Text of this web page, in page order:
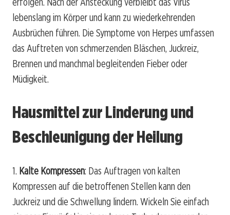
lebenslang im Körper und kann zu wiederkehrenden
Ausbrüchen führen. Die Symptome von Herpes umfassen
das Auftreten von schmerzenden Bläschen, Juckreiz,
Brennen und manchmal begleitenden Fieber oder
Müdigkeit.
Hausmittel zur Linderung und
Beschleunigung der Heilung
1. Kalte Kompressen: Das Auftragen von kalten
Kompressen auf die betroffenen Stellen kann den
Juckreiz und die Schwellung lindern. Wickeln Sie einfach